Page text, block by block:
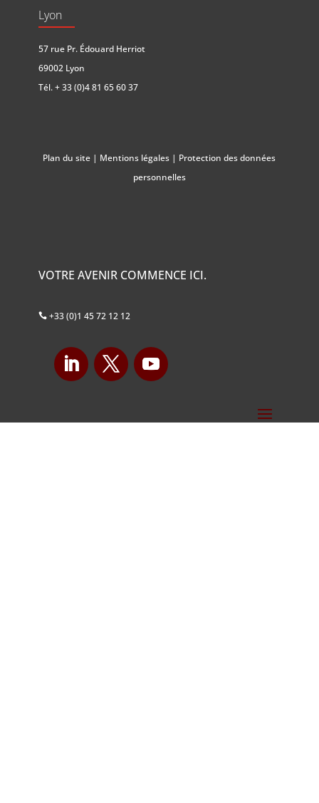
Lyon
57 rue Pr. Édouard Herriot
69002 Lyon
Tél.+ 33 (0)4 81 65 60 37
Plan du site | Mentions légales | Protection des données
personnelles
VOTRE AVENIR COMMENCE ICI.
+33 (0)1 45 72 12 12